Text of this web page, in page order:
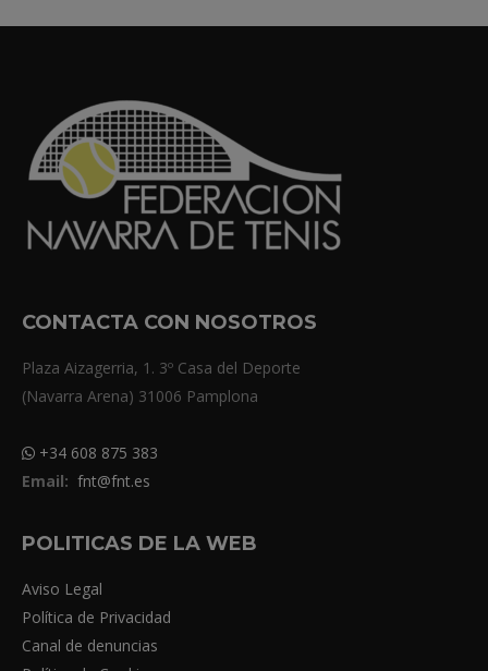
CONTACTA CON NOSOTROS
Plaza Aizagerria, 1. 3º Casa del Deporte
(Navarra Arena) 31006 Pamplona
+34 608 875 383
Email: fnt@fnt.es
POLITICAS DE LA WEB
Aviso Legal
Política de Privacidad
Canal de denuncias